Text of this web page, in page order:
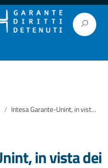
Intesa Garante-Unint, in vista dei tirocini formativi di interpretariato e mediazione culturale
in vista dei